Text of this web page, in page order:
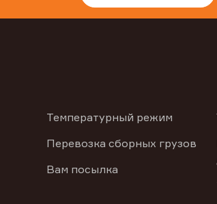
Температурный режим
Перевозка сборных грузов
Вам посылка